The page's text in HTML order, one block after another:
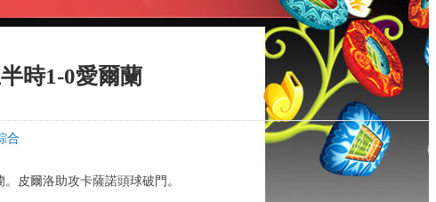
時1-0愛爾蘭
合
皮爾洛助攻卡薩諾頭球破門。